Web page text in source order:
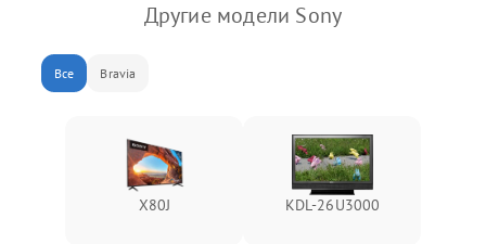
Другие модели Sony
Все Bravia
X80J KDL-26U3000